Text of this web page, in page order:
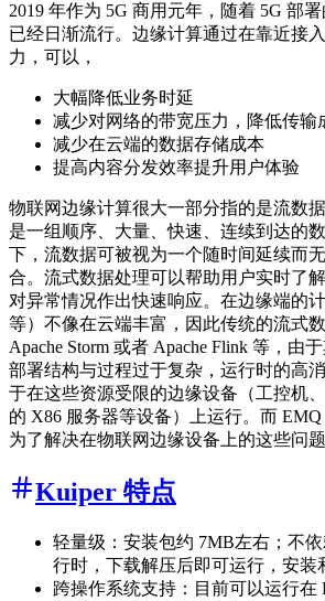
2019 年作为 5G 商用元年，随着 5G 部
已经日渐流行。边缘计算通过在靠近接
力，可以，
大幅降低业务时延
减少对网络的带宽压力，降低传输
减少在云端的数据存储成本
提高内容分发效率提升用户体验
物联网边缘计算很大一部分指的是流数
是一组顺序、大量、快速、连续到达的
下，流数据可被视为一个随时间延续而
合。流式数据处理可以帮助用户实时了
对异常情况作出快速响应。在边缘端的
等）不像在云端丰富，因此传统的流式
Apache Storm 或者 Apache Flink 等，由
部署结构与过程过于复杂，运行时的高
于在这些资源受限的边缘设备（工控机
的 X86 服务器等设备）上运行。而
为了解决在物联网边缘设备上的这些问题
Kuiper 特点
轻量级：安装包约 7MB左右；不
行时，下载解压后即可运行，安装
跨操作系统支持：目前可以运行在